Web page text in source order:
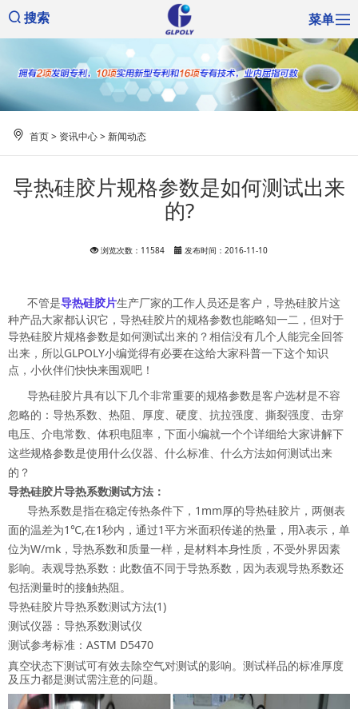
搜索 菜单
首页> 资讯中心>新闻动态
导热硅胶片规格参数是如何测试出来
的?
浏览次数：11584 发布时间：2016-11-10
不管是导热硅胶片生产厂家的工作人员还是客户，导热硅胶片这
种产品大家都认识它，导热硅胶片的规格参数也能略知一二，但对于
导热硅胶片规格参数是如何测试出来的？相信没有几个人能完全回答
出来，所以GLPOLY小编觉得有必要在这给大家科普一下这个知识
点，小伙伴们快快来围观吧！
导热硅胶片具有以下几个非常重要的规格参数是客户选材是不容
忽略的：导热系数、热阻、厚度、硬度、抗拉强度、撕裂强度、击穿
电压、介电常数、体积电阻率，下面小编就一个个详细给大家讲解下
这些规格参数是使用什么仪器、什么标准、什么方法如何测试出来
的？
导热硅胶片导热系数测试方法：
导热系数是指在稳定传热条件下，1mm厚的导热硅胶片，两侧表
面的温差为1℃,在1秒内，通过1平方米面积传递的热量，用λ表示，单
位为W/mk，导热系数和质量一样，是材料本身性质，不受外界因素
影响。表观导热系数：此数值不同于导热系数，因为表观导热系数还
包括测量时的接触热阻。
导热硅胶片导热系数测试方法(1)
测试仪器：导热系数测试仪
测试参考标准：ASTM D5470
真空状态下测试可有效去除空气对测试的影响。测试样品的标准厚度
及压力都是测试需注意的问题。